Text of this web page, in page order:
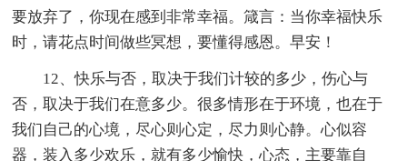
要放弃了，你现在感到非常幸福。箴言：当你幸福快乐
时，请花点时间做些冥想，要懂得感恩。早安！
12、快乐与否，取决于我们计较的多少，伤心与
否，取决于我们在意多少。很多情形在于环境，也在于
我们自己的心境，尽心则心定，尽力则心静。心似容
器，装入多少欢乐，就有多少愉快，心态，主要靠自